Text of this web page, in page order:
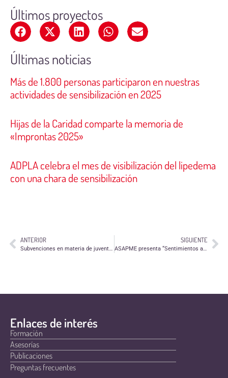
Últimos proyectos
Últimas noticias
Más de 1.800 personas participaron en nuestras
actividades de sensibilización en 2025
Hijas de la Caridad comparte la memoria de
«Improntas 2025»
ADPLA celebra el mes de visibilización del lipedema
con una chara de sensibilización
ANTERIOR
Subvenciones en materia de juventud para entidades sin ánimo de lucro durante el año 2018, para la promoción del asociacionismo juvenil
SIGUIENTE
ASAPME presenta “Sentimientos a flor de piel”, un libro editado por la Asociación
Enlaces de interés
Formación
Asesorías
Publicaciones
Preguntas frecuentes